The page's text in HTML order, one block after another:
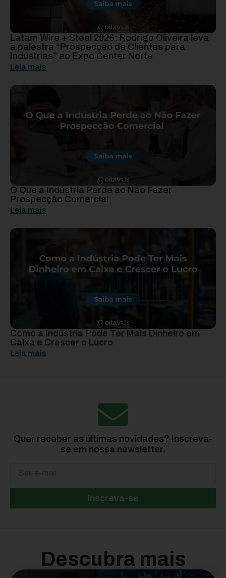
Latam Wire + Steel 2026: Rodrigo Oliveira leva
a palestra “Prospecção de Clientes para
Indústrias” ao Expo Center Norte
Leia mais
O Que a Indústria Perde ao Não Fazer
Prospecção Comercial
Leia mais
Como a Indústria Pode Ter Mais Dinheiro em
Caixa e Crescer o Lucro
Leia mais
Quer receber as últimas novidades? Inscreva-
se em nossa newsletter.
Inscreva-se
Descubra mais